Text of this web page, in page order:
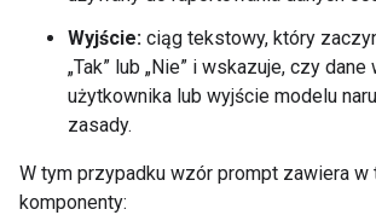
Wyjście: ciąg tekstowy, który
„Tak” lub „Nie” i wskazuje, czy
użytkownika lub wyjście modelu
zasady.
W tym przypadku wzór prompt zawiera w
komponenty: